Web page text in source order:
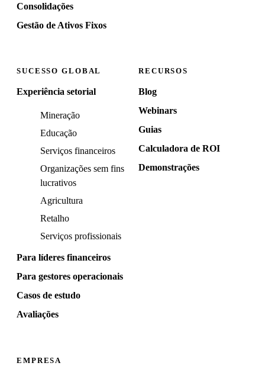
Consolidações
Gestão de Ativos Fixos
SUCESSO GLOBAL
Experiência setorial
Mineração
Educação
Serviços financeiros
Organizações sem fins
lucrativos
Agricultura
Retalho
Serviços profissionais
Para líderes financeiros
Para gestores operacionais
Casos de estudo
Avaliações
RECURSOS
Blog
Webinars
Guias
Calculadora de ROI
Demonstrações
EMPRESA